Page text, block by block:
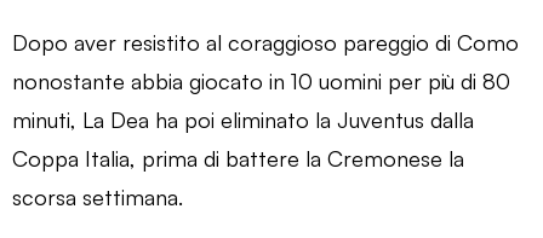
Dopo aver resistito al coraggioso pareggio di Como
nonostante abbia giocato in 10 uomini per più di 80
minuti, La Dea ha poi eliminato la Juventus dalla
Coppa Italia, prima di battere la Cremonese la
scorsa settimana.